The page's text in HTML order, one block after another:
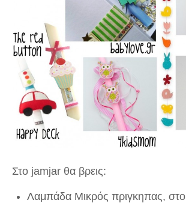
Στο jamjar θα βρεις:
Λαμπάδα Μικρός πριγκηπας, στο